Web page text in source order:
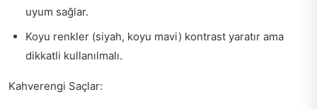
uyum sağlar.
Koyu renkler (siyah, koyu mavi) kontrast yaratır ama
dikkatli kullanılmalı.
Kahverengi Saçlar: